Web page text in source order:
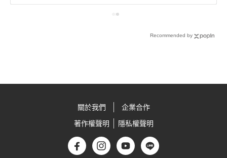
Recommended by
關於我們
企業合作
著作權聲明
隱私權聲明